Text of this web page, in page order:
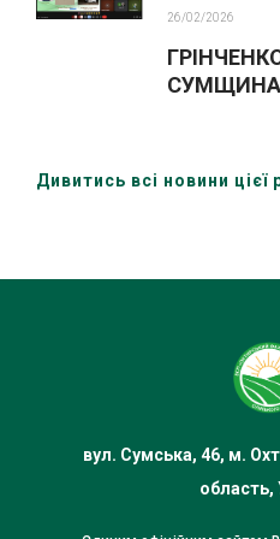
26/02/2026
Дивитись всі новини цієї
вул. Сумська, 46, м.
область,